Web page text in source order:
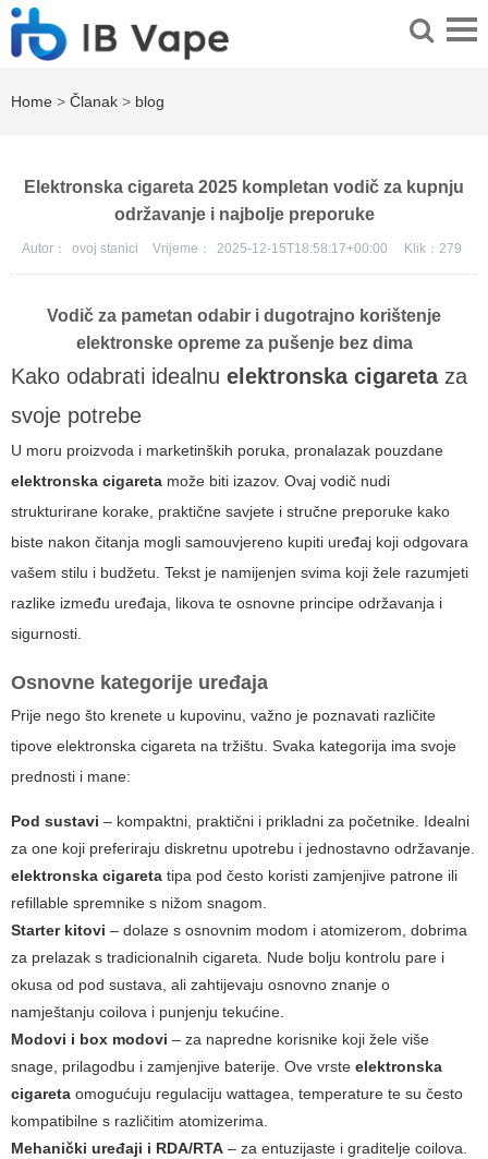
Home > Članak > blog
Elektronska cigareta 2025 kompletan vodič za kupnju
održavanje i najbolje preporuke
Autor： ovoj stanici Vrijeme： 2025-12-15T18:58:17+00:00 Klik： 279
Vodič za pametan odabir i dugotrajno korištenje
elektronske opreme za pušenje bez dima
Kako odabrati idealnu elektronska cigaretaza
svoje potrebe
U moru proizvoda i marketinških poruka, pronalazak pouzdane
elektronska cigareta može biti izazov. Ovaj vodič nudi
strukturirane korake, praktične savjete i stručne preporuke kako
biste nakon čitanja mogli samouvjereno kupiti uređaj koji odgovara
vašem stilu i budžetu. Tekst je namijenjen svima koji žele razumjeti
razlike između uređaja, likova te osnovne principe održavanja i
sigurnosti.
Osnovne kategorije uređaja
Prije nego što krenete u kupovinu, važno je poznavati različite
tipove elektronska cigareta na tržištu. Svaka kategorija ima svoje
prednosti i mane:
Pod sustavi – kompaktni, praktični i prikladni za početnike. Idealni
za one koji preferiraju diskretnu upotrebu i jednostavno održavanje.
elektronska cigareta tipa pod često koristi zamjenjive patrone ili
refillable spremnike s nižom snagom.
Starter kitovi – dolaze s osnovnim modom i atomizerom, dobrima
za prelazak s tradicionalnih cigareta. Nude bolju kontrolu pare i
okusa od pod sustava, ali zahtijevaju osnovno znanje o
namještanju coilova i punjenju tekućine.
Modovi i box modovi – za napredne korisnike koji žele više
snage, prilagodbu i zamjenjive baterije. Ove vrste elektronska
cigareta omogućuju regulaciju wattagea, tempe­rature te su često
kompatibilne s različitim atomizerima.
Mehanički uređaji i RDA/RTA – za entuzijaste i graditelje coilova.